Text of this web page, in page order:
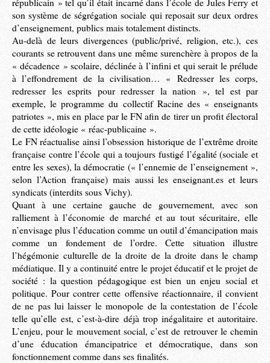
républicain » tel qu’il était incarné dans l’école de Jules Ferry et
son système de ségrégation sociale qui reposait sur deux ordres
d’enseignement, publics mais totalement distincts.
Au-delà de leurs divergences (public/privé, religion, etc.), ces
courants se retrouvent dans une même surenchère à propos de la
« décadence » scolaire, déclinée à l’infini et qui serait le prélude
à l’effondrement de la civilisation… « Redresser les corps,
redresser les esprits pour redresser la nation », tel est par
exemple, le programme du collectif Racine des « enseignants
patriotes », mis en place par le FN afin de tirer un profit électoral
de cette idéologie « réac-publicaine ».
Le FN réactualise ainsi l’obsession historique de l’extrême droite
française contre l’école qui a toujours fustigé l’égalité (sociale et
entre les sexes), la démocratie (« l’ennemie de l’enseignement »,
selon l’Action française) mais aussi les enseignant.es et leurs
syndicats (interdits sous Vichy).
Quant à une certaine gauche de gouvernement, avec son
ralliement à l’économie de marché et au tout sécuritaire, elle
n’envisage plus l’éducation comme un outil d’émancipation mais
comme un fondement de l’ordre. Cette situation illustre
l’hégémonie culturelle de la droite de la droite dans le champ
médiatique. Il y a continuité entre le projet éducatif et le projet de
société : la question pédagogique est bien un enjeu social et
politique. Pour contrer cette offensive réactionnaire, il convient
de ne pas lui laisser le monopole de la contestation de l’école
telle qu’elle est, c’est-à-dire déjà trop inégalitaire et autoritaire.
L’enjeu, pour le mouvement social, c’est de retrouver le chemin
d’une éducation émancipatrice et démocratique, dans son
fonctionnement comme dans ses finalités.